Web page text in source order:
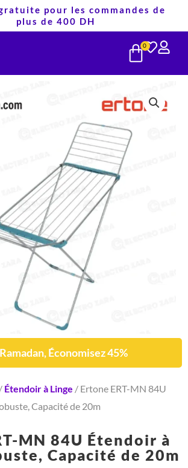
pour les commandes de
plus de 400 DH
0
Économisez 45%
/ Étendoir à Linge / Ertone ERT-MN 84U
Capacité de 20m
MN 84U Étendoir à
Capacité de 20m